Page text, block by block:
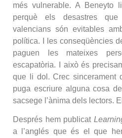
més vulnerable. A Beneyto
perquè els desastres
valencians són evitables
política. I les conseqüències
paguen les mateixes
escapatòria. I això és
que li dol. Crec sincerament
puga escriure alguna cosa
sacsege l’ànima dels lectors.
Després hem publicat
a l’anglés que és el que